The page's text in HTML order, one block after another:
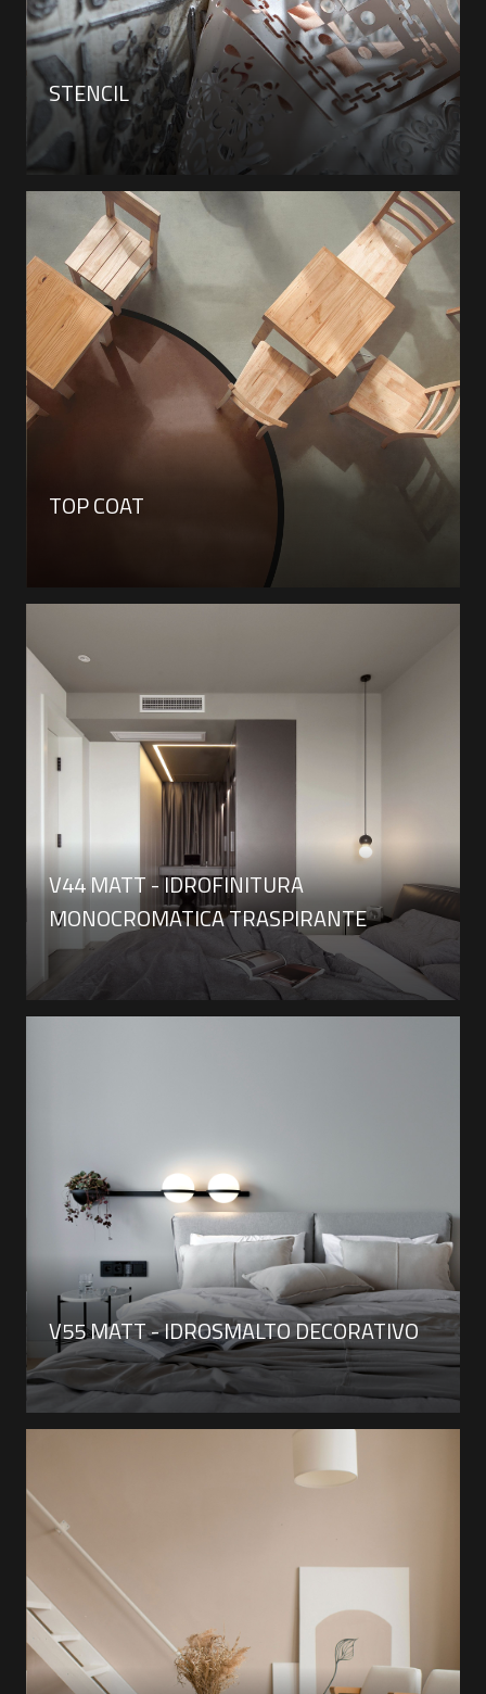
STENCIL
TOP COAT
V44 MATT - IDROFINITURA
MONOCROMATICA TRASPIRANTE
V55 MATT - IDROSMALTO DECORATIVO